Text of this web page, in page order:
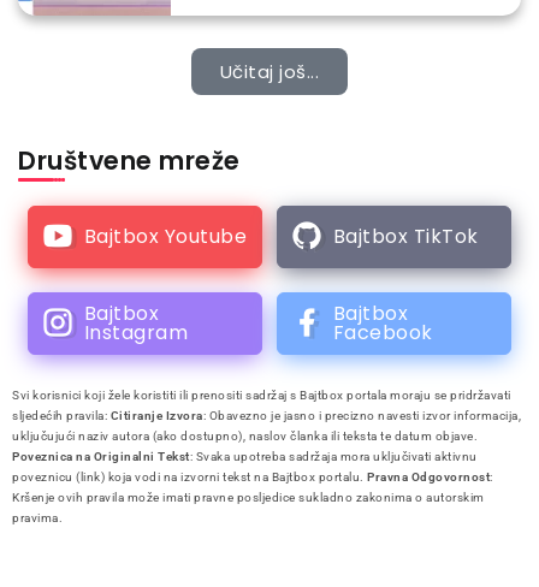
Učitaj još...
Društvene mreže
Bajtbox Youtube Bajtbox TikTok
Bajtbox
Instagram
Bajtbox
Facebook
Svi korisnici koji žele koristiti ili prenositi sadržaj s Bajtbox portala moraju se pridržavati
sljedećih pravila: Citiranje Izvora: Obavezno je jasno i precizno navesti izvor informacija,
uključujući naziv autora (ako dostupno), naslov članka ili teksta te datum objave.
Poveznica na Originalni Tekst: Svaka upotreba sadržaja mora uključivati aktivnu
poveznicu (link) koja vodi na izvorni tekst na Bajtbox portalu. Pravna Odgovornost:
Kršenje ovih pravila može imati pravne posljedice sukladno zakonima o autorskim
pravima.